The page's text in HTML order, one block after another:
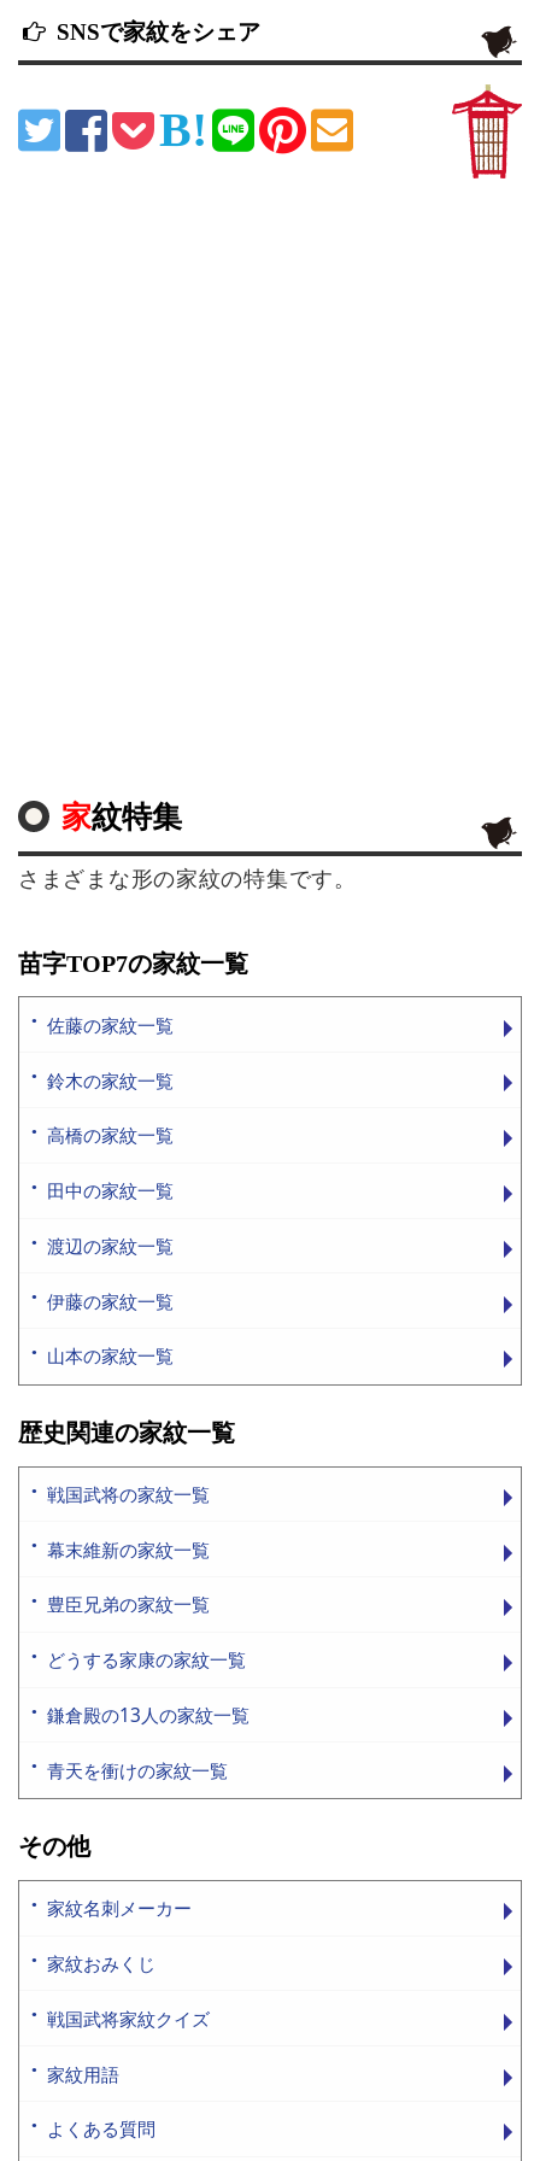
SNSで家紋をシェア
家紋特集
さまざまな形の家紋の特集です。
苗字TOP7の家紋一覧
佐藤の家紋一覧
鈴木の家紋一覧
高橋の家紋一覧
田中の家紋一覧
渡辺の家紋一覧
伊藤の家紋一覧
山本の家紋一覧
歴史関連の家紋一覧
戦国武将の家紋一覧
幕末維新の家紋一覧
豊臣兄弟の家紋一覧
どうする家康の家紋一覧
鎌倉殿の13人の家紋一覧
青天を衝けの家紋一覧
その他
家紋名刺メーカー
家紋おみくじ
戦国武将家紋クイズ
家紋用語
よくある質問